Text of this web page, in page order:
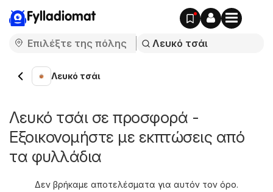
Fylladiomat
Λευκό τσάι
Λευκό τσάι σε προσφορά -
Εξοικονομήστε με εκπτώσεις από
τα φυλλάδια
Δεν βρήκαμε αποτελέσματα για αυτόν τον όρο.